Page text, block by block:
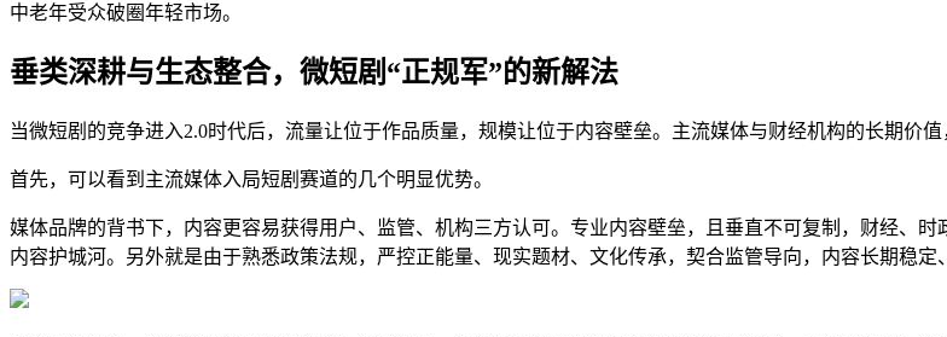
中老年受众破圈年轻市场。
垂类深耕与生态整合，微短剧“正规军”的新解法
当微短剧的竞争进入2.0时代后，流量让位于作品质量，规模让位于内容壁垒。主流媒体与财经机构的长期价值
首先，可以看到主流媒体入局短剧赛道的几个明显优势。
媒体品牌的背书下，内容更容易获得用户、监管、机构三方认可。专业内容壁垒，且垂直不可复制，财经、
内容护城河。另外就是由于熟悉政策法规， 严控正能量、现实题材、文化传承，契合监管导向，内容长期稳定